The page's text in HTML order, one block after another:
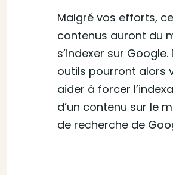
Malgré vos efforts,
contenus auront du
s’indexer sur Google.
outils pourront alors
aider à forcer
d’un contenu sur le
de recherche de